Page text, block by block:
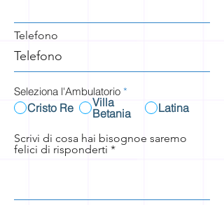
Telefono
Seleziona l'Ambulatorio *
Cristo Re
Villa
Betania
Latina
Scrivi di cosa hai bisognoe saremo
felici di risponderti